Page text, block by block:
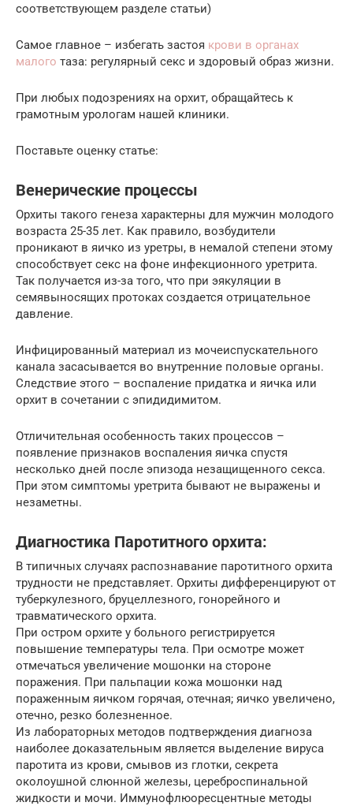
соответствующем разделе статьи)
Самое главное – избегать застоя крови в органах
малого таза: регулярный секс и здоровый образ жизни.
При любых подозрениях на орхит, обращайтесь к
грамотным урологам нашей клиники.
Поставьте оценку статье:
Венерические процессы
Орхиты такого генеза характерны для мужчин молодого
возраста 25-35 лет. Как правило, возбудители
проникают в яичко из уретры, в немалой степени этому
способствует секс на фоне инфекционного уретрита.
Так получается из-за того, что при эякуляции в
семявыносящих протоках создается отрицательное
давление.
Инфицированный материал из мочеиспускательного
канала засасывается во внутренние половые органы.
Следствие этого – воспаление придатка и яичка или
орхит в сочетании с эпидидимитом.
Отличительная особенность таких процессов –
появление признаков воспаления яичка спустя
несколько дней после эпизода незащищенного секса.
При этом симптомы уретрита бывают не выражены и
незаметны.
Диагностика Паротитного орхита:
В типичных случаях распознавание паротитного орхита
трудности не представляет. Орхиты дифференцируют от
туберкулезного, бруцеллезного, гонорейного и
травматического орхита.
При остром орхите у больного регистрируется
повышение температуры тела. При осмотре может
отмечаться увеличение мошонки на стороне
поражения. При пальпации кожа мошонки над
пораженным яичком горячая, отечная; яичко увеличено,
отечно, резко болезненное.
Из лабораторных методов подтверждения диагноза
наиболее доказательным является выделение вируса
паротита из крови, смывов из глотки, секрета
околоушной слюнной железы, цереброспинальной
жидкости и мочи. Иммунофлюоресцентные методы